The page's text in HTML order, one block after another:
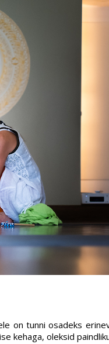
tunni osadeks
kehaga, oleksid